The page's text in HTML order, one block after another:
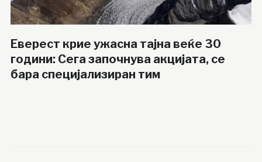
Еверест крие ужасна тајна веќе 30
години: Сега започнува акцијата, се
бара специјализиран тим